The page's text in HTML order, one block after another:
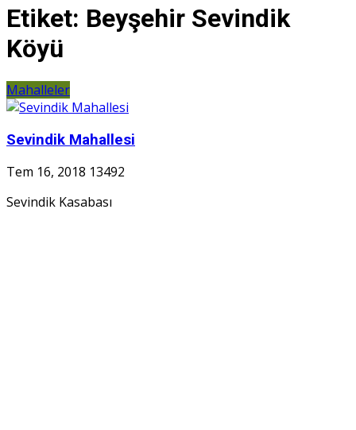
Etiket: Beyşehir Sevindik
Köyü
Mahalleler
Sevindik Mahallesi
Tem 16, 2018 13492
Sevindik Kasabası